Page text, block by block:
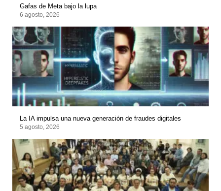
Gafas de Meta bajo la lupa
6 agosto, 2026
La IA impulsa una nueva generación de fraudes digitales
5 agosto, 2026